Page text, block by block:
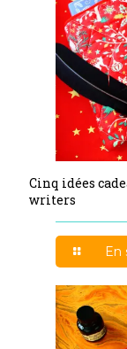
Cinq idées
writers
En